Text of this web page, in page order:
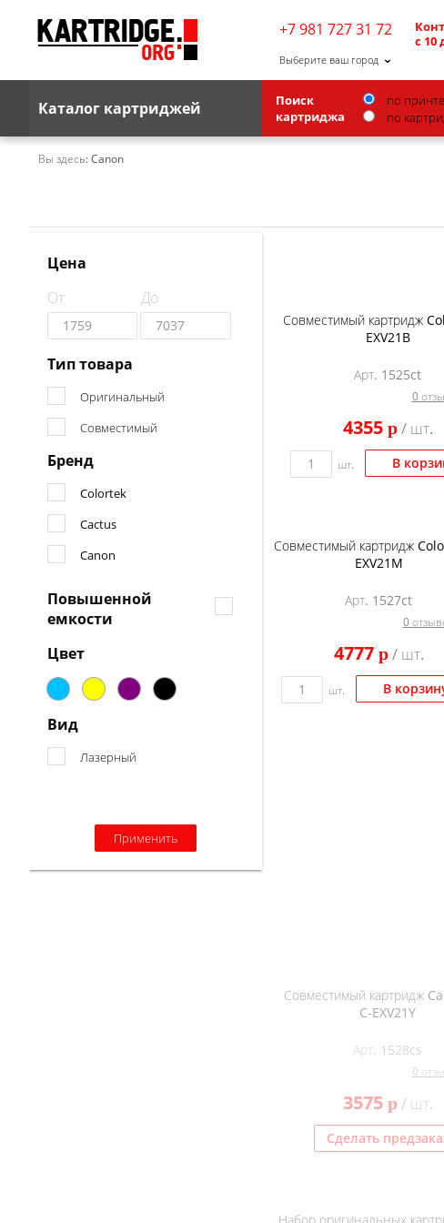
+7 981 727 31 72
с 10
Выберите ваш город
Каталог картриджей
Brother
Kodak
Toshiba
Поиск
картриджа
по
по
Вы здесь:Canon
Цена
От
До
Тип товара
Оригинальный
Совместимый
Бренд
Colortek
Cactus
Canon
Повышенной
емкости
Цвет
Вид
Лазерный
Применить
Совместимый картридж
EXV21B
Арт. 1525ct
0
4355 p/ шт.
шт. В
Совместимый картридж
EXV21M
Арт. 1527ct
0
4777 p/ шт.
шт. В
Совместимый картридж
C-EXV21Y
Арт. 1528cs
0
3575 p/ шт.
Сделать